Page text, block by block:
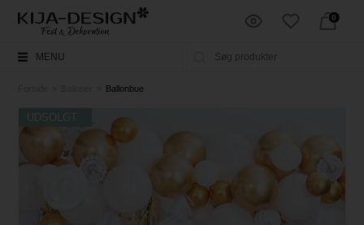
0
MENU
Ballonbue